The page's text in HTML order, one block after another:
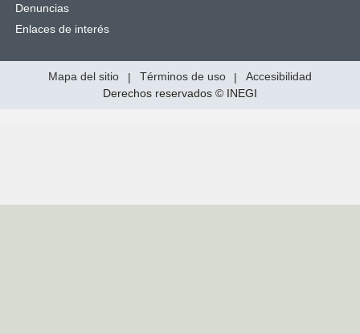
Denuncias
Enlaces de interés
Mapa del sitio | Términos de uso |
Accesibilidad
Derechos reservados © INEGI